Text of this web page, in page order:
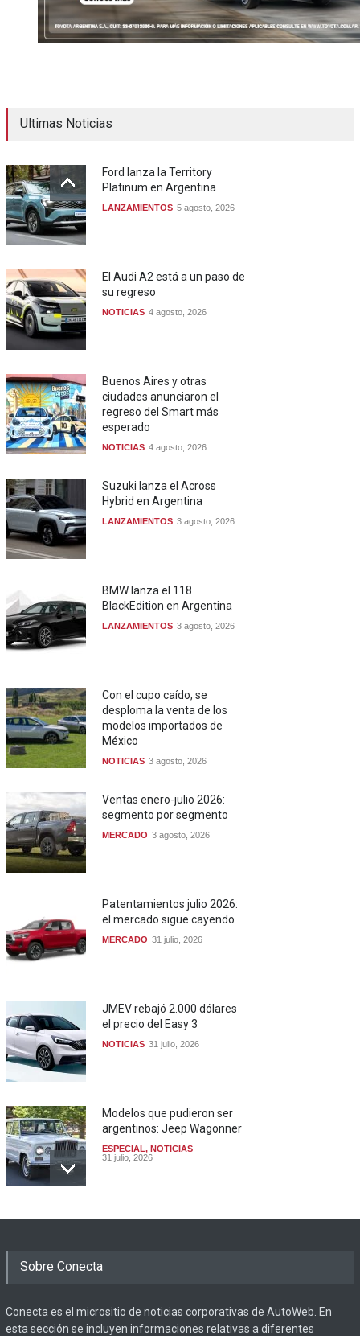
Ultimas Noticias
Ford lanza la Territory
Platinum en Argentina
LANZAMIENTOS 5 agosto, 2026
El Audi A2 está a un paso de
su regreso
NOTICIAS 4 agosto, 2026
Buenos Aires y otras
ciudades anunciaron el
regreso del Smart más
esperado
NOTICIAS 4 agosto, 2026
Suzuki lanza el Across
Hybrid en Argentina
LANZAMIENTOS 3 agosto, 2026
BMW lanza el 118
BlackEdition en Argentina
LANZAMIENTOS 3 agosto, 2026
Con el cupo caído, se
desploma la venta de los
modelos importados de
México
NOTICIAS 3 agosto, 2026
Ventas enero-julio 2026:
segmento por segmento
MERCADO 3 agosto, 2026
Patentamientos julio 2026:
el mercado sigue cayendo
MERCADO 31 julio, 2026
JMEV rebajó 2.000 dólares
el precio del Easy 3
NOTICIAS 31 julio, 2026
Modelos que pudieron ser
argentinos: Jeep Wagonner
ESPECIAL, NOTICIAS
31 julio, 2026
Sobre Conecta
Conecta es el micrositio de noticias corporativas de AutoWeb. En
esta sección se incluyen informaciones relativas a diferentes